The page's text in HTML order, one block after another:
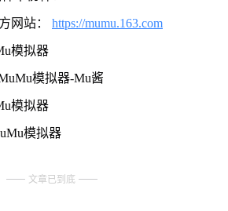
网站： https://mumu.163.com
模拟器
模拟器-Mu酱
模拟器
模拟器
文章已到底